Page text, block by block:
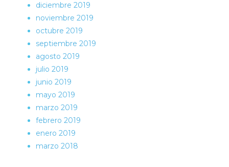
diciembre 2019
noviembre 2019
octubre 2019
septiembre 2019
agosto 2019
julio 2019
junio 2019
mayo 2019
marzo 2019
febrero 2019
enero 2019
marzo 2018